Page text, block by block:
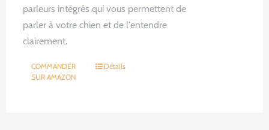
parleurs intégrés qui vous permettent de
parler à votre chien et de l'entendre
clairement.
COMMANDER
SUR AMAZON
Détails